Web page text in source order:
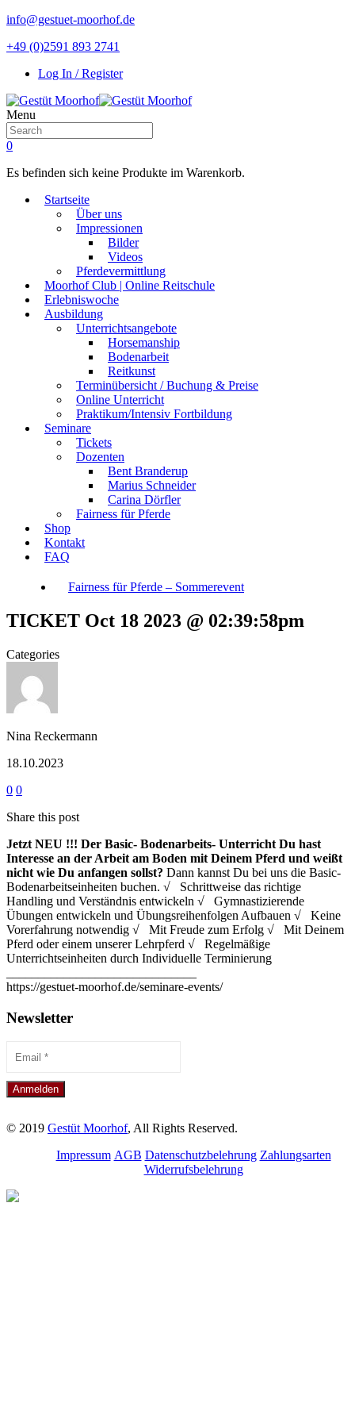
info@gestuet-moorhof.de
+49 (0)2591 893 2741
Log In / Register
Menu
0
Es befinden sich keine Produkte im Warenkorb.
Startseite
Über uns
Impressionen
Bilder
Videos
Pferdevermittlung
Moorhof Club | Online Reitschule
Erlebniswoche
Ausbildung
Unterrichtsangebote
Horsemanship
Bodenarbeit
Reitkunst
Terminübersicht / Buchung & Preise
Online Unterricht
Praktikum/Intensiv Fortbildung
Seminare
Tickets
Dozenten
Bent Branderup
Marius Schneider
Carina Dörfler
Fairness für Pferde
Shop
Kontakt
FAQ
Fairness für Pferde – Sommerevent
TICKET Oct 18 2023 @ 02:39:58pm
Categories
Nina Reckermann
18.10.2023
0 0
Share this post
Jetzt NEU !!! Der Basic- Bodenarbeits- Unterricht Du hast
Interesse an der Arbeit am Boden mit Deinem Pferd und weißt
nicht wie Du anfangen sollst? Dann kannst Du bei uns die Basic-
Bodenarbeitseinheiten buchen. √ Schrittweise das richtige
Handling und Verständnis entwickeln √ Gymnastizierende
Übungen entwickeln und Übungsreihenfolgen Aufbauen √ Keine
Vorerfahrung notwendig √ Mit Freude zum Erfolg √ Mit Deinem
Pferd oder einem unserer Lehrpferd √ Regelmäßige
Unterrichtseinheiten durch Individuelle Terminierung
https://gestuet-moorhof.de/seminare-events/
Newsletter
© 2019 Gestüt Moorhof, All Rights Reserved.
Impressum AGB Datenschutzbelehrung Zahlungsarten
Widerrufsbelehrung